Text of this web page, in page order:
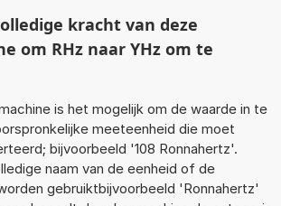
kracht van deze
om RHz naar YHz om te
is het mogelijk om de waarde in te
meeteenheid die moet
bijvoorbeeld '108 Ronnahertz'.
naam van de eenheid of de
gebruiktbijvoorbeeld 'Ronnahertz'